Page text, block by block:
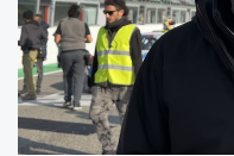
con numerosi
Buona visione da